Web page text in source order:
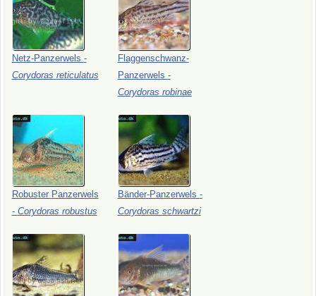
Netz-Panzerwels -
Corydoras reticulatus
Flaggenschwanz-
Panzerwels -
Corydoras robinae
Robuster Panzerwels
- Corydoras robustus
Bänder-Panzerwels -
Corydoras schwartzi